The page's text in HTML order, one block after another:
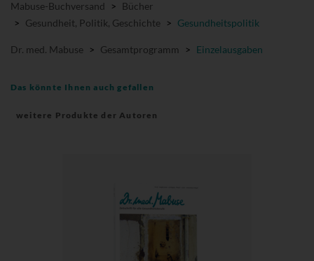
Mabuse-Buchversand > Bücher
> Gesundheit, Politik, Geschichte > Gesundheitspolitik
Dr. med. Mabuse > Gesamtprogramm > Einzelausgaben
Das könnte Ihnen auch gefallen
weitere Produkte der Autoren